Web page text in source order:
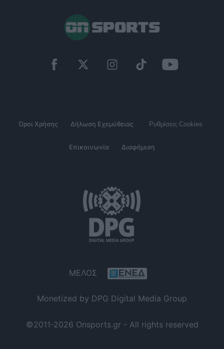
Όροι Χρήσης Δήλωση Εχεμύθειας Ρυθμίσεις Cookies
Επικοινωνία Διαφήμιση
ΜΕΛΟΣ
Monetized by DPG Digital Media Group
©2011-2026 Onsports.gr - All rights reserved